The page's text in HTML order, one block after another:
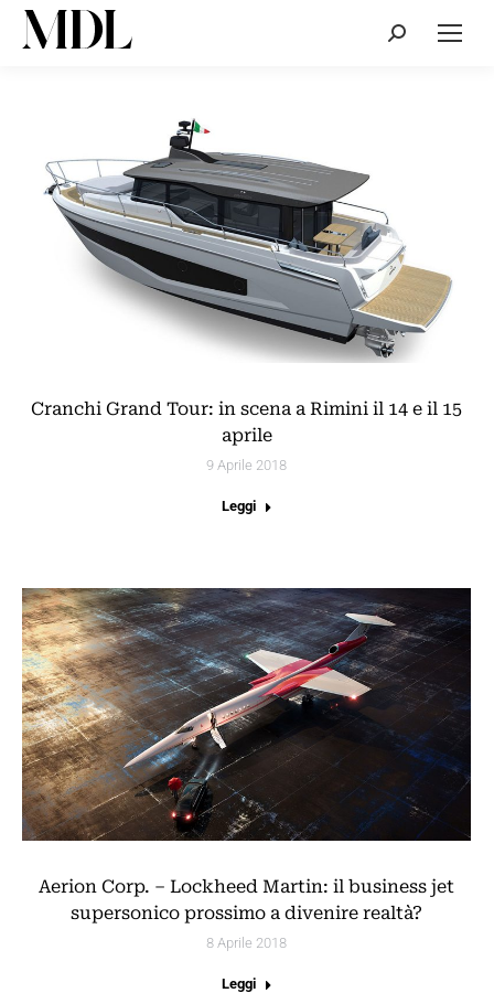
Cerca:
Cranchi Grand Tour: in scena a Rimini il 14 e il 15
aprile
9 Aprile 2018
Leggi
Aerion Corp. – Lockheed Martin: il business jet
supersonico prossimo a divenire realtà?
8 Aprile 2018
Leggi